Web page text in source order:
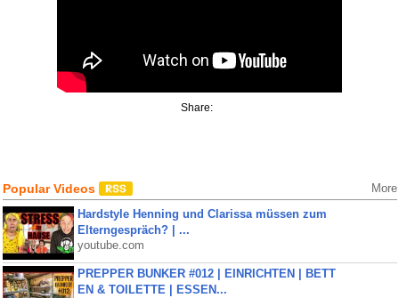
Share:
Popular Videos More
Hardstyle Henning und Clarissa müssen zum
Elterngespräch? | ...
youtube.com
PREPPER BUNKER #012 | EINRICHTEN | BETT
EN & TOILETTE | ESSEN...